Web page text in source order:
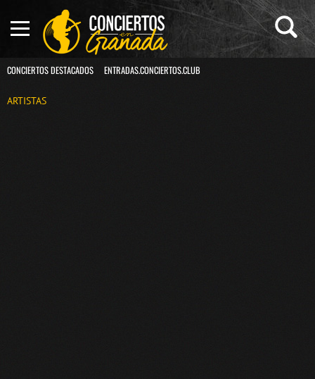
CONCIERTOS DESTACADOS ENTRADAS.CONCIERTOS.CLUB
ARTISTAS